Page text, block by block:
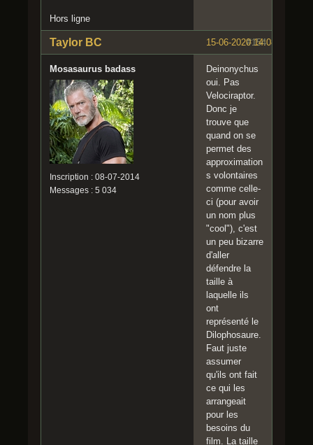
Hors ligne
#154
15-06-2020 14:08:24
Taylor BC
Mosasaurus badass
Inscription : 08-07-2014
Messages : 5 034
Deinonychus
oui. Pas
Velociraptor.
Donc je
trouve que
quand on se
permet des
approximation
s volontaires
comme celle-
ci (pour avoir
un nom plus
"cool"), c'est
un peu bizarre
d'aller
défendre la
taille à
laquelle ils
ont
représenté le
Dilophosaure.
Faut juste
assumer
qu'ils ont fait
ce qui les
arrangeait
pour les
besoins du
film. La taille